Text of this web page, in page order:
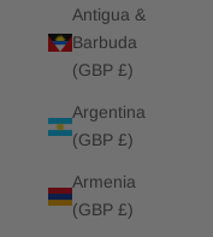
Antigua &
Barbuda
(GBP £)
Argentina
(GBP £)
Armenia
(GBP £)